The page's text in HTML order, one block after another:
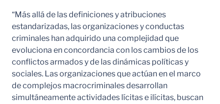
“Más allá de las definiciones y atribuciones
estandarizadas, las organizaciones y conductas
criminales han adquirido una complejidad que
evoluciona en concordancia con los cambios de los
conflictos armados y de las dinámicas políticas y
sociales. Las organizaciones que actúan en el marco
de complejos macrocriminales desarrollan
simultáneamente actividades lícitas e ilícitas, buscan